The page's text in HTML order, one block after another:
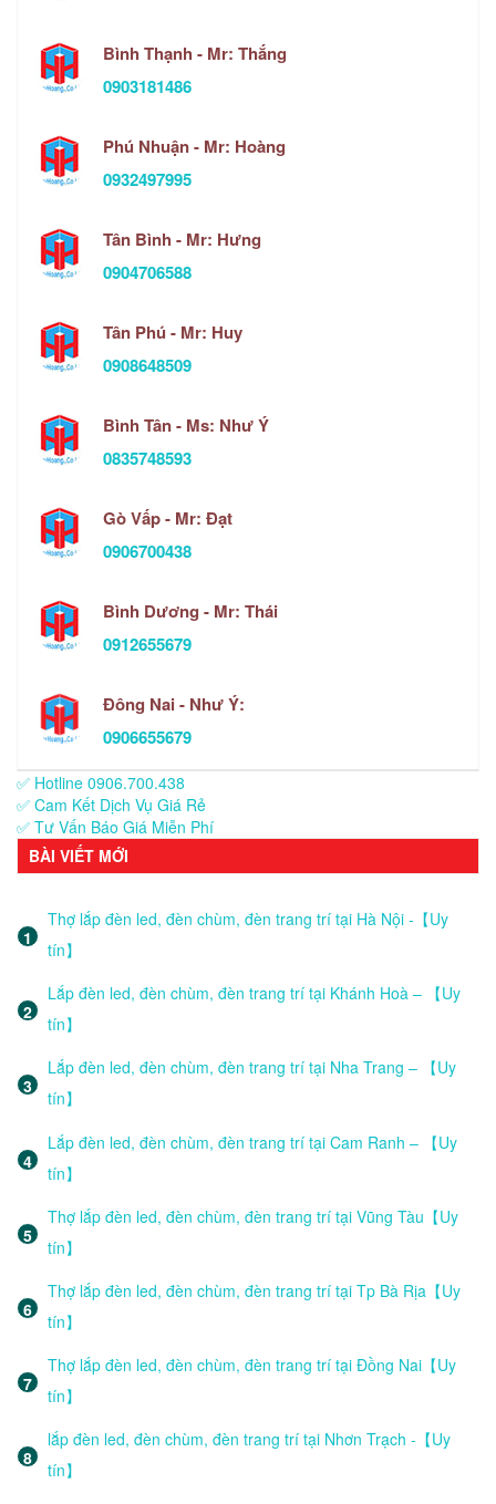
Bình Thạnh - Mr: Thắng
0903181486
Phú Nhuận - Mr: Hoàng
0932497995
Tân Bình - Mr: Hưng
0904706588
Tân Phú - Mr: Huy
0908648509
Bình Tân - Ms: Như Ý
0835748593
Gò Vấp - Mr: Đạt
0906700438
Bình Dương - Mr: Thái
0912655679
Đông Nai - Như Ý:
0906655679
✅ Hotline 0906.700.438
✅ Cam Kết Dịch Vụ Giá Rẻ
✅ Tư Vấn Báo Giá Miễn Phí
BÀI VIẾT MỚI
Thợ lắp đèn led, đèn chùm, đèn trang trí tại Hà Nội -【Uy
tín】
Lắp đèn led, đèn chùm, đèn trang trí tại Khánh Hoà – 【Uy
tín】
Lắp đèn led, đèn chùm, đèn trang trí tại Nha Trang – 【Uy
tín】
Lắp đèn led, đèn chùm, đèn trang trí tại Cam Ranh – 【Uy
tín】
Thợ lắp đèn led, đèn chùm, đèn trang trí tại Vũng Tàu【Uy
tín】
Thợ lắp đèn led, đèn chùm, đèn trang trí tại Tp Bà Rịa【Uy
tín】
Thợ lắp đèn led, đèn chùm, đèn trang trí tại Đồng Nai【Uy
tín】
lắp đèn led, đèn chùm, đèn trang trí tại Nhơn Trạch -【Uy
tín】